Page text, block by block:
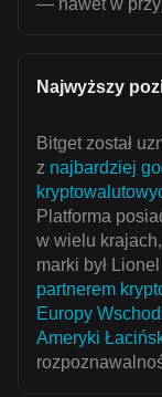
Najwyższy
Bitget został
z najbardziej
Platforma
w wielu
marki był
partnerem
Europy
Ameryki